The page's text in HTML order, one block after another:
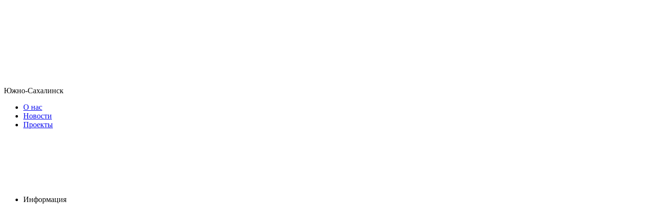
Южно-Сахалинск
О нас
Новости
Проекты
Информация